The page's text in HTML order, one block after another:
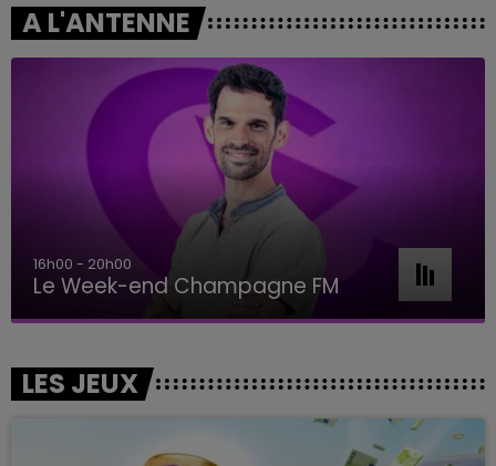
A L'ANTENNE
16h00 - 20h00
Le Week-end Champagne FM
LES JEUX